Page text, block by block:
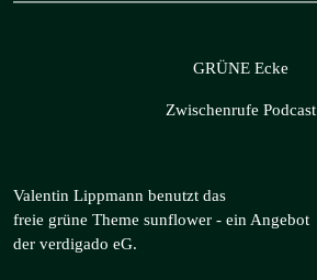
GRÜNE Ecke
Zwischenrufe Podcast
Valentin Lippmann benutzt das
freie grüne Theme sunflower ‐ ein Angebot
der verdigado eG.